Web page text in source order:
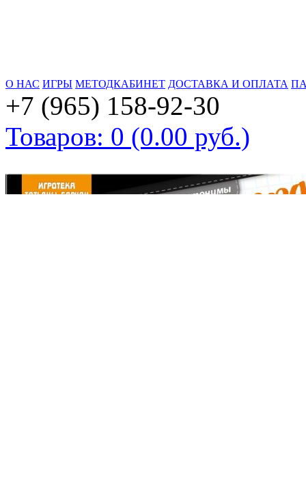
О НАС ИГРЫ МЕТОДКАБИНЕТ ДОСТАВКА И ОПЛАТА
+7 (965) 158-92-30
Товаров: 0 (0.00 руб.)